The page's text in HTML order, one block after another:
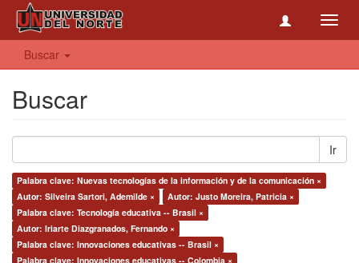
Buscar
Buscar
Ir
Palabra clave: Nuevas tecnologías de la información y de la comunicación ×
Autor: Silveira Sartori, Ademilde ×
Autor: Justo Moreira, Patricia ×
Palabra clave: Tecnología educativa -- Brasil ×
Autor: Iriarte Diazgranados, Fernando ×
Palabra clave: Innovaciones educativas -- Brasil ×
Palabra clave: Innovaciones educativas -- Colombia ×